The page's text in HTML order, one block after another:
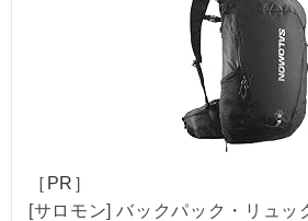
［PR］
[サロモン] バックパック・リュッ